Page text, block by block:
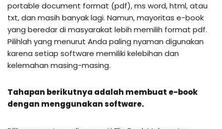
portable document format (pdf), ms word, html, atau
txt, dan masih banyak lagi. Namun, mayoritas e-book
yang beredar di masyarakat lebih memilih format pdf.
Pilihlah yang menurut Anda paling nyaman digunakan
karena setiap software memiliki kelebihan dan
kelemahan masing-masing.
Tahapan berikutnya adalah membuat e-book
dengan menggunakan software.